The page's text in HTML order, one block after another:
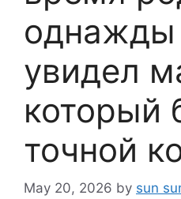
увидел
который
точной
May 20, 2026 by sun